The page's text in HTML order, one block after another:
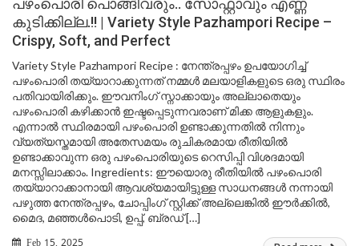
പഴംപൊരി പൊങ്ങിവരും.. സോഫ്റ്റാവും എണ്ണ
കുടിക്കില്ല.!! | Variety Style Pazhampori Recipe –
Crispy, Soft, and Perfect
Variety Style Pazhampori Recipe : നേന്ത്രപ്പഴം ഉപയോഗിച്ച്
പഴംപൊരി തയ്യാറാക്കുന്നത് നമ്മൾ മലയാളികളുടെ ഒരു സ്ഥിരം
പതിവായിരിക്കും. ഈവനിംഗ് സ്നാക്കായും അല്ലാതെയും
പഴംപൊരി കഴിക്കാൻ ഇഷ്ടപ്പെടുന്നവരാണ് മിക്ക ആളുകളും.
എന്നാൽ സ്ഥിരമായി പഴംപൊരി ഉണ്ടാക്കുന്നതിൽ നിന്നും
വ്യത്യസ്തമായി അതേസമയം രുചികരമായ രീതിയിൽ
ഉണ്ടാക്കാവുന്ന ഒരു പഴംപൊരിയുടെ റെസിപ്പി വിശദമായി
മനസ്സിലാക്കാം. Ingredients: ഈയൊരു രീതിയിൽ പഴംപൊരി
തയ്യാറാക്കാനായി ആവശ്യമായിട്ടുള്ള സാധനങ്ങൾ നന്നായി
പഴുത്ത നേന്ത്രപ്പഴം, ചോപ്പിംഗ് സ്റ്റിക്ക് അല്ലെങ്കിൽ ഈർക്കിൽ,
മൈദ, മഞ്ഞൾപൊടി, ഉപ്പ്, ബ്രഡ് […]